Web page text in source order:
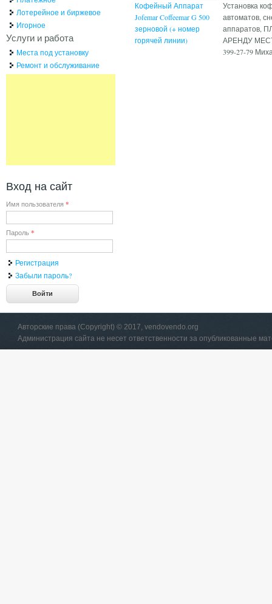
Кофейный Аппарат
Jofemar Coffeemar G 500
зерновой (+ номер
горячей линии)
Установка
автоматов,
аппаратов,
АРЕНДУ
399-27-79
Лотерейное и биржевое
Игорное
Услуги и работа
Места под установку
Ремонт и обслуживание
Вход на сайт
Имя пользователя *
Пароль *
Регистрация
Забыли пароль?
Авторские права (Copyright) © 2017, vendovendo.org
Администрация сайта не несет ответственности за опубликованные